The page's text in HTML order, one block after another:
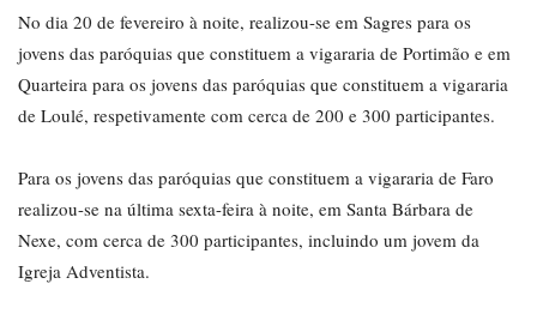
No dia 20 de fevereiro à noite, realizou-se em Sagres para os
jovens das paróquias que constituem a vigararia de Portimão e em
Quarteira para os jovens das paróquias que constituem a vigararia
de Loulé, respetivamente com cerca de 200 e 300 participantes.
Para os jovens das paróquias que constituem a vigararia de Faro
realizou-se na última sexta-feira à noite, em Santa Bárbara de
Nexe, com cerca de 300 participantes, incluindo um jovem da
Igreja Adventista.